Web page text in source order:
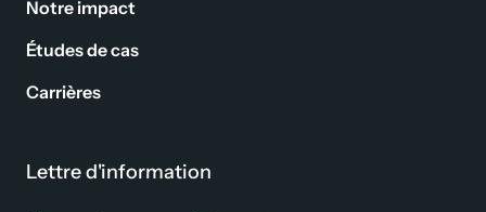
Notre impact
Études de cas
Carrières
Lettre d'information